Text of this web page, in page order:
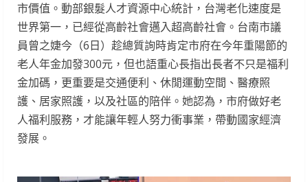
市價值。動部銀髮人才資源中心統計，台灣老化速度是
世界第一，已經從高齡社會邁入超高齡社會。台南市議
員曾之婕今（6日）趁總質詢時肯定市府在今年重陽節的
老人年金加發300元，但也語重心長指出長者不只是福利
金加碼，更重要是交通便利、休閒運動空間、醫療照
護、居家照護，以及社區的陪伴。她認為，市府做好老
人福利服務，才能讓年輕人努力衝事業，帶動國家經濟
發展。